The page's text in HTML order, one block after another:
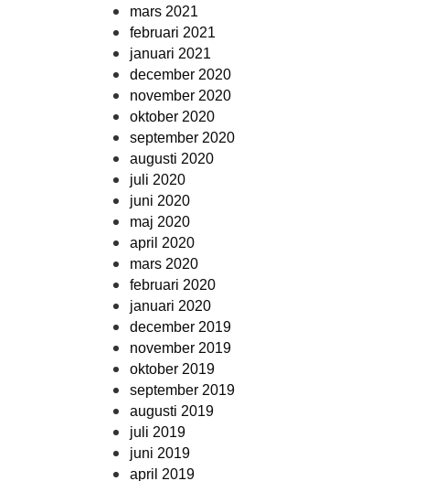
mars 2021
februari 2021
januari 2021
december 2020
november 2020
oktober 2020
september 2020
augusti 2020
juli 2020
juni 2020
maj 2020
april 2020
mars 2020
februari 2020
januari 2020
december 2019
november 2019
oktober 2019
september 2019
augusti 2019
juli 2019
juni 2019
april 2019